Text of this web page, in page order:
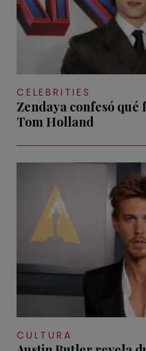
CELEBRITIES
Zendaya confesó qué
Tom Holland
CULTURA